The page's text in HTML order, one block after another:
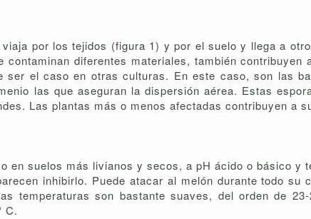
por los tejidos (figura 1) y por el suelo y llega a
diferentes materiales, también contribuyen
el caso en otras culturas. En este caso, son las
las que aseguran la dispersión aérea. Estas
Las plantas más o menos afectadas contribuyen a
en suelos más livianos y secos, a pH ácido o básico y
inhibirlo. Puede atacar al melón durante todo su
temperaturas son bastante suaves, del orden de
C.